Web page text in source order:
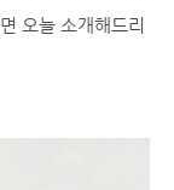
오늘 소개해드리